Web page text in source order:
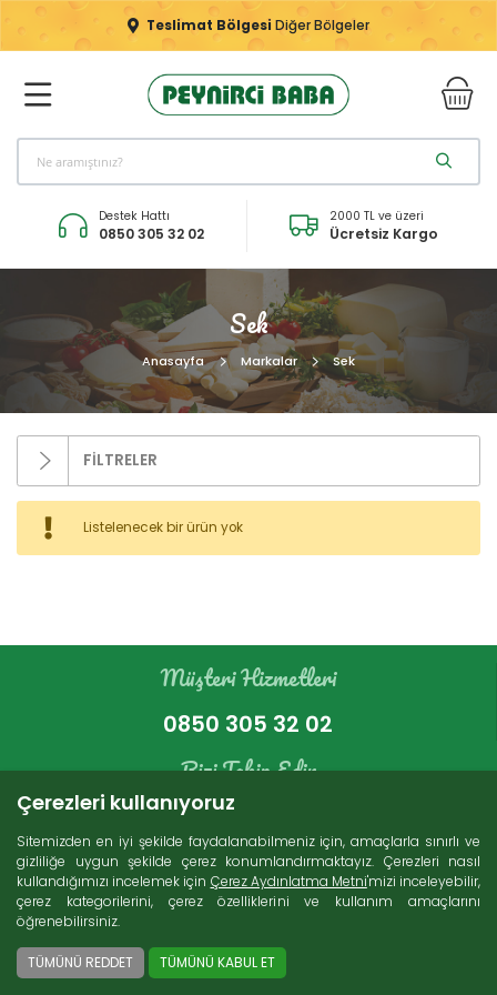
Teslimat Bölgesi Diğer Bölgeler
Destek Hattı
0850 305 32 02
2000 TL ve üzeri
Ücretsiz Kargo
Sek
Anasayfa Markalar Sek
FİLTRELER
Kategoriler
Süt Ürünleri (271)
Tatlı Lezzetler (230)
Konserveler (86)
Arama
Listelenecek bir ürün yok
Müşteri Hizmetleri
0850 305 32 02
Bizi Takip Edin
2000 TL ve üzeri alışverişlerde Türkiye'nin her
yerine ücretsiz kargo imkanı
Çerezleri kullanıyoruz
Sitemizden en iyi şekilde faydalanabilmeniz için, amaçlarla sınırlı ve
gizliliğe uygun şekilde çerez konumlandırmaktayız. Çerezleri nasıl
kullandığımızı incelemek için Çerez Aydınlatma Metni'mizi inceleyebilir,
çerez kategorilerini, çerez özelliklerini ve kullanım amaçlarını
öğrenebilirsiniz.
TÜMÜNÜ REDDET TÜMÜNÜ KABUL ET